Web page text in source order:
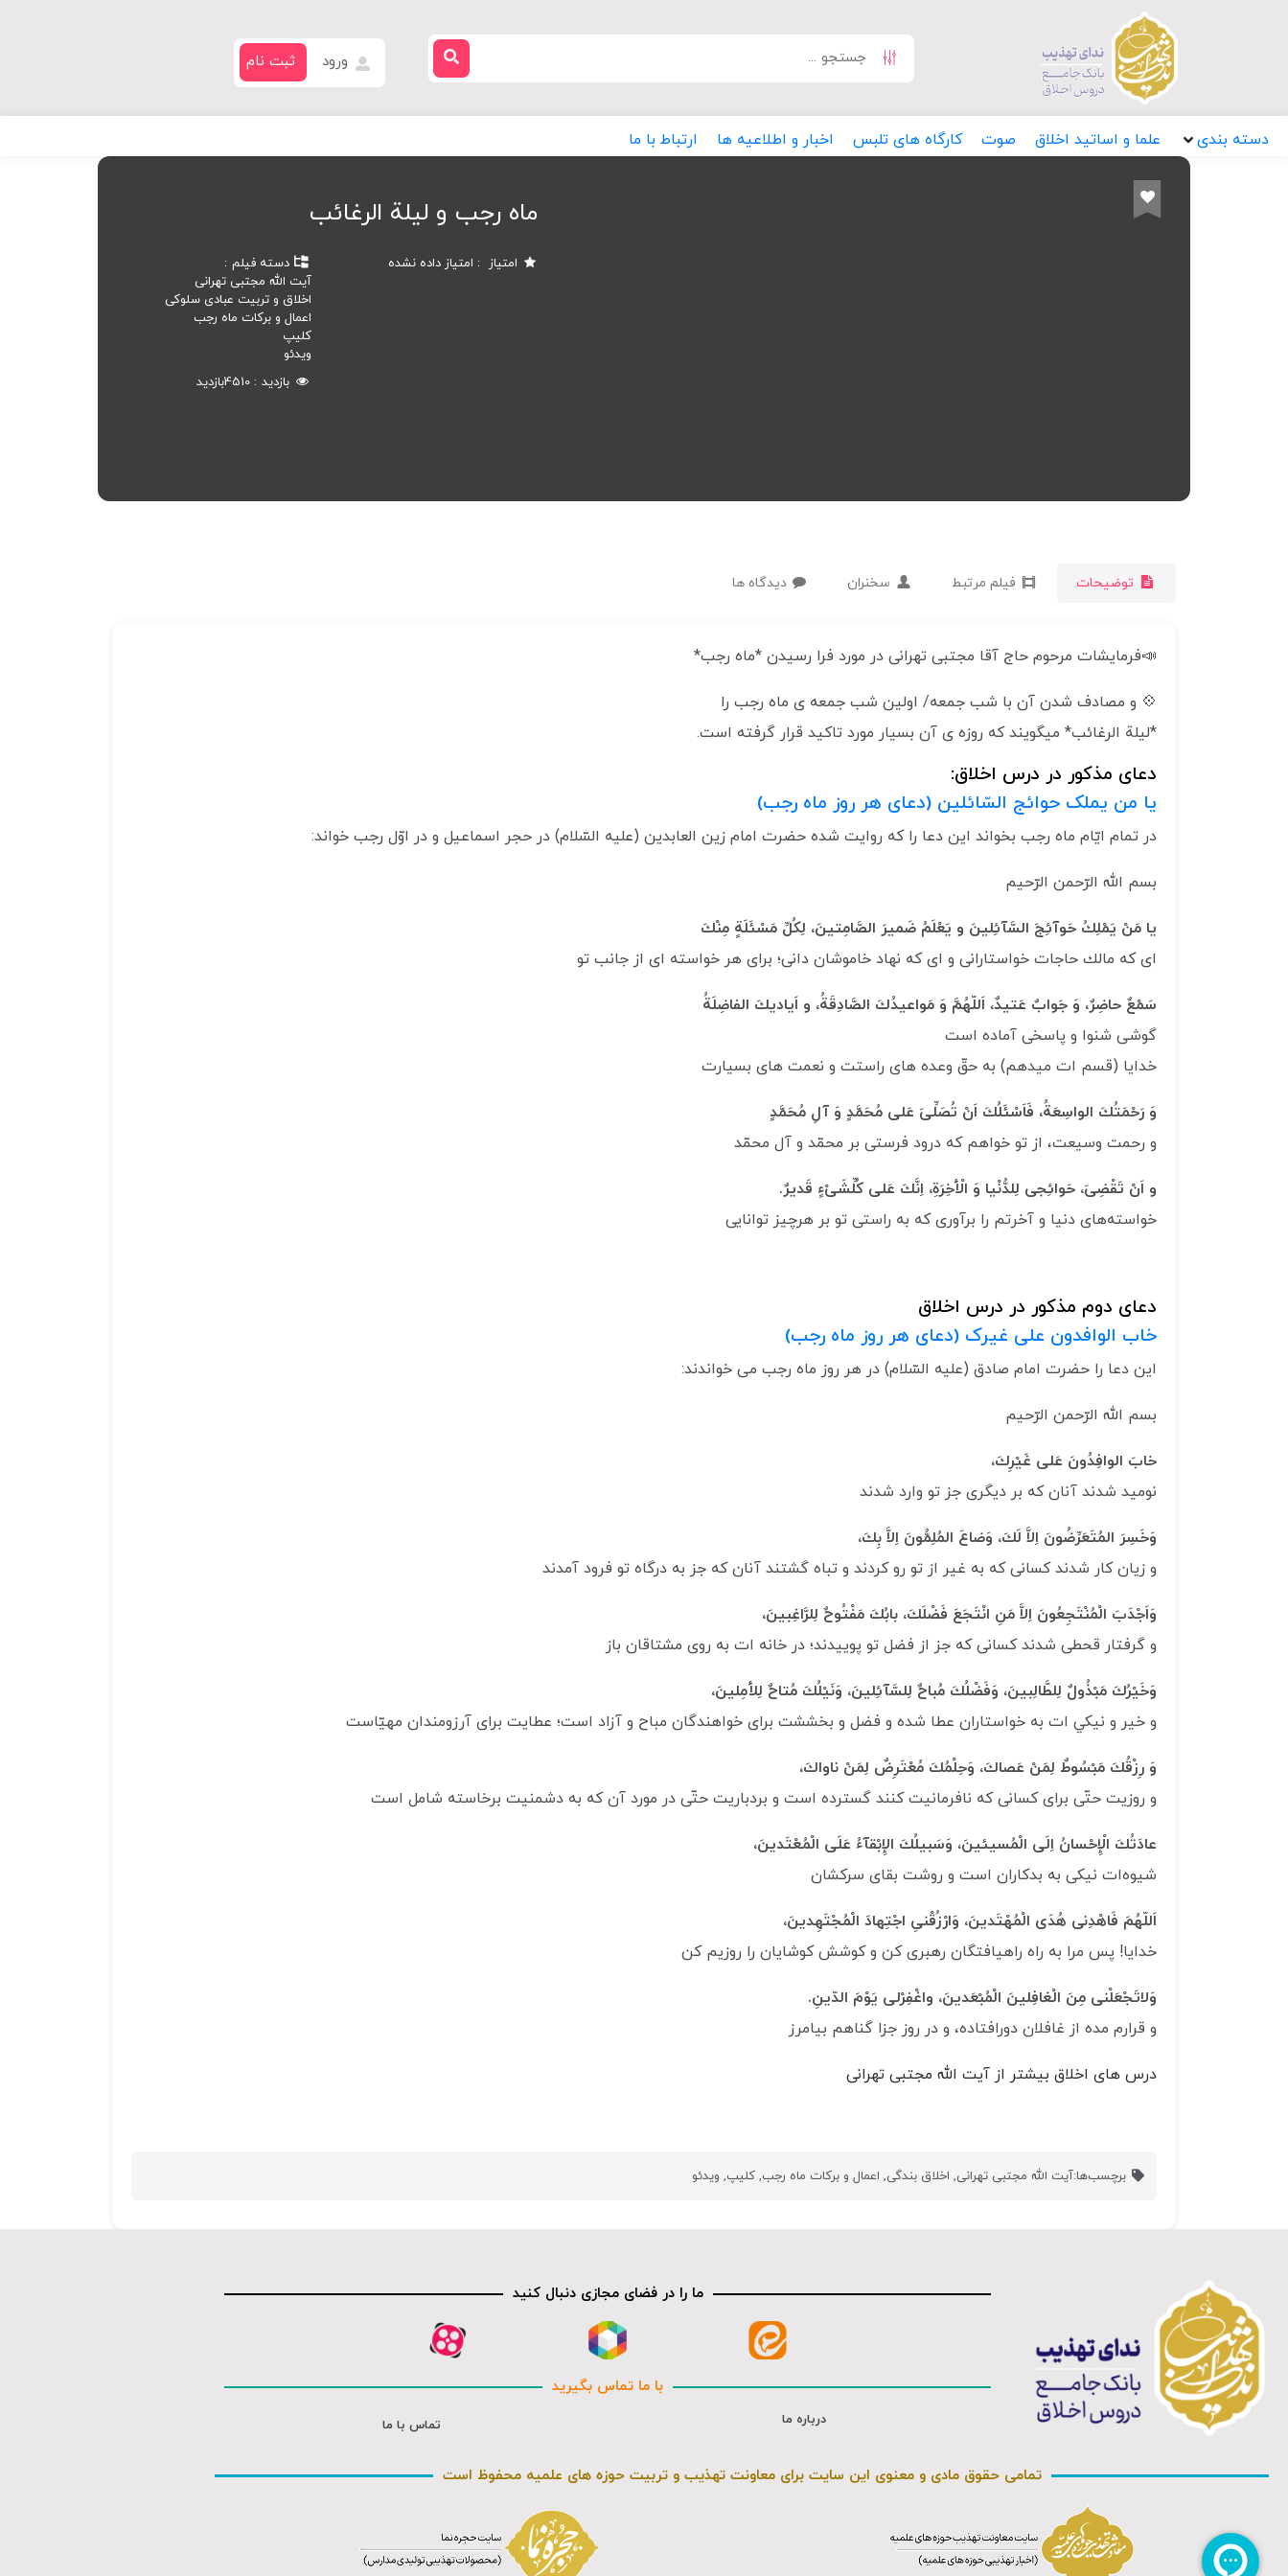
ورود ثبت نام
دسته بندی علما و اساتید اخلاق صوت کارگاه های تلبس اخبار و اطلاعیه ها ارتباط با ما
ماه رجب و لیلة الرغائب
امتیاز امتیاز داده نشده
دسته فیلم
آیت الله مجتبی تهرانی
اخلاق و تربیت عبادی سلوکی
اعمال و برکات ماه رجب
کلیپ
ویدئو
بازدید
4510بازدید
توضیحات فیلم مرتبط سخنران دیدگاه ها
📣فرمایشات مرحوم حاج آقا مجتبی تهرانی در مورد فرا رسیدن *ماه رجب*
💠 و مصادف شدن آن با شب جمعه/ اولین شب جمعه ی ماه رجب را
*لیلة الرغائب* میگویند که روزه ی آن بسیار مورد تاکید قرار گرفته است‌.
دعای مذکور در درس اخلاق:
یا من یملک حوائج السّائلین (دعای هر روز ماه رجب)
در تمام ‏ايّام‏ ماه ‏رجب بخواند اين دعا را كه روايت شده حضرت امام زين العابدين ‏(عليه السّلام) در حجر اسماعیل و در اوّل رجب خواند:
بسم الله الرّحمن الرّحیم
يا مَنْ يَمْلِكُ حَوآئِجَ السَّآئِلينَ و يَعْلَمُ ضَميرَ الصَّامِتينَ، لِكُلِّ مَسْئَلَةٍ مِنْكَ‏
اى كه مالك حاجات خواستارانى و اى كه نهاد خاموشان دانى؛ براى هر خواسته‏ اى از جانب تو
سَمْعٌ حاضِرٌ، وَ جَوابٌ‏ عَتيدٌ، اَللّهُمَّ وَ مَواعيدُكَ الصَّادِقَةُ، و اَياديكَ الفاضِلَةُ
گوشى شنوا و پاسخى آماده است
‏خدايا (قسم ات میدهم) به حقّ وعده‏ هاى راستت و نعمت هاى بسيارت
وَ رَحْمَتُكَ‏ الواسِعَةُ، فَاَسْئَلُكَ اَنْ تُصَلِّىَ عَلى‏ مُحَمَّدٍ وَ آلِ مُحَمَّدٍ
و رحمت وسيعت، از تو خواهم كه درود فرستى بر محمّد و آل محمّد
و اَنْ تَقْضِىَ‏، حَوائِجى‏ لِلدُّنْيا وَ الْأخِرَةِ، اِنَّكَ عَلى‏ كُلِّشَىْ‏ءٍ قَديرٌ.
خواسته‌های دنيا و آخرتم را برآورى كه به راستى تو بر هرچيز توانايى
دعای دوم مذکور در درس اخلاق
خاب الوافدون علی غیرک (دعای هر روز ماه رجب)
اين دعا را حضرت امام صادق ‏(عليه السّلام) در هر روز ماه رجب می ‏خواندند:
بسم الله الرّحمن الرّحیم
خابَ الوافِدُونَ عَلى‏ غَيْرِكَ،
نوميد شدند آنان كه بر ديگرى‏ جز تو وارد شدند
وَخَسِرَ المُتَعَرِّضُونَ اِلاَّ لَكَ، وَضاعَ المُلِمُّونَ اِلاَّ بِكَ،
و زيان كار شدند كسانى كه به غير از تو رو كردند و تباه گشتند آنان كه جز به درگاه تو فرود آمدند
وَاَجْدَبَ‏ الْمُنْتَجِعُونَ اِلاَّ مَنِ انْتَجَعَ فَضْلَكَ، بابُكَ مَفْتُوحٌ لِلرَّاغِبينَ،
و گرفتار قحطى شدند كسانى كه جز از فضل تو پوييدند؛ در خانه‏ ات به‏ روى مشتاقان باز
وَخَيْرُكَ‏ مَبْذُولٌ لِلطَّالِبينَ، وَفَضْلُكَ مُباحٌ لِلسَّآئِلينَ، وَنَيْلُكَ مُتاحٌ لِلأمِلينَ،
و خير و نيكي ات‏ به خواستاران عطا شده و فضل و بخششت براى خواهندگان مباح و آزاد است؛ عطايت براى آرزومندان مهيّاست‏
وَ رِزْقُكَ مَبْسُوطٌ لِمَنْ عَصاكَ، وَحِلْمُكَ مُعْتَرِضٌ لِمَنْ ناواكَ،
و روزيت حتّى براى كسانى كه نافرمانيت كنند گسترده است و بردباريت حتّى در مورد آن كه به دشمنيت‏ برخاسته شامل است
عادَتُكَ‏ الْإِحْسانُ اِلَى الْمُسيئينَ، وَسَبيلُكَ الإِبْقآءُ عَلَى الْمُعْتَدينَ،
شيوه‌ات نيكى به بدكاران است و روشت بقای سرکشان
اَللّهُمَ‏ فَاهْدِنى‏ هُدَى الْمُهْتَدينَ، وَارْزُقْنىِ اجْتِهادَ الْمُجْتَهِدينَ،
خدايا! پس مرا به راه راه‏يافتگان رهبرى كن و كوشش كوشايان را روزيم كن‏
وَلاتَجْعَلْنى‏ مِنَ‏ الْغافِلينَ الْمُبْعَدينَ، واغْفِرْلى‏ يَوْمَ‏ الدّينِ‏.
و قرارم مده از غافلان دورافتاده، و در روز جزا گناهم بيامرز
درس های اخلاق بیشتر از آیت الله مجتبی تهرانی
برچسب‌ها:آیت الله مجتبی تهرانی, اخلاق بندگی, اعمال و برکات ماه رجب,کلیپ, ویدئو
ما را در فضای مجازی دنبال کنید
با ما تماس بگیرید
درباره ما تماس با ما
تمامی حقوق مادی و معنوی این سایت برای معاونت تهذیب و تربیت حوزه های علمیه محفوظ است